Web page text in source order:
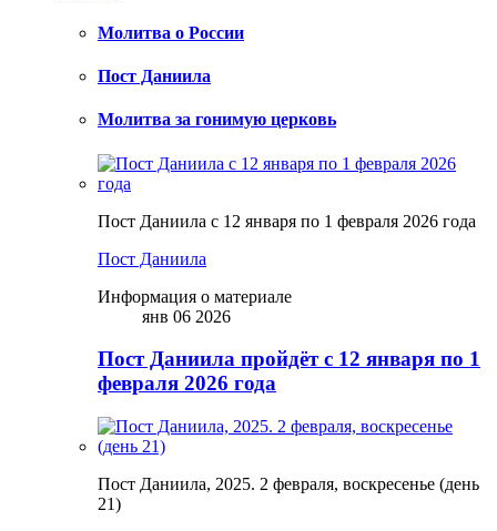
Молитва о России
Пост Даниила
Молитва за гонимую церковь
Пост Даниила с 12 января по 1 февраля 2026 года
Пост Даниила
Информация о материале
янв 06 2026
Пост Даниила пройдёт с 12 января по 1
февраля 2026 года
Пост Даниила, 2025. 2 февраля, воскресенье (день
21)